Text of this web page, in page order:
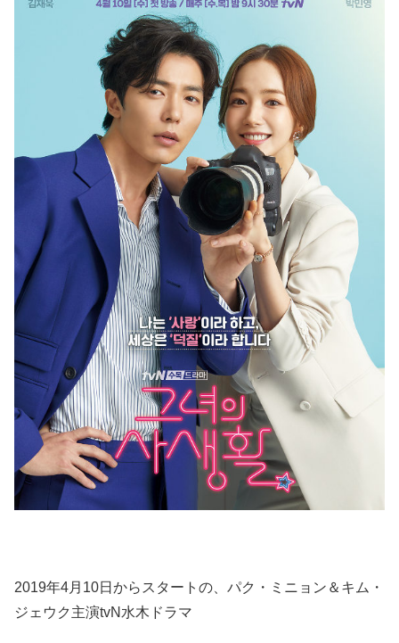
2019年4月10日からスタートの、パク・ミニョン＆キム・
ジェウク主演tvN水木ドラマ